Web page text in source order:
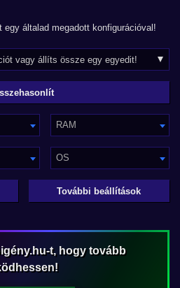
egy általad megadott konfigurációval!
RAM
OS
További beállítások
t, hogy tovább